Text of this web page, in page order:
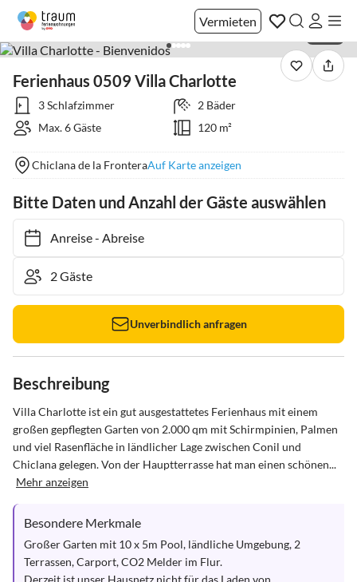
Vermieten
Ferienhaus 0509 Villa Charlotte
3 Schlafzimmer
2 Bäder
Max. 6 Gäste
120 m²
Chiclana de la FronteraAuf Karte anzeigen
Bitte Daten und Anzahl der Gäste auswählen
Anreise- Abreise
Unverbindlich anfragen
Beschreibung
Villa Charlotte ist ein gut ausgestattetes Ferienhaus mit einem
großen gepflegten Garten von 2.000 qm mit Schirmpinien, Palmen
und viel Rasenfläche in ländlicher Lage zwischen Conil und
Chiclana gelegen. Von der Hauptterrasse hat man einen schönen...
Mehr anzeigen
Besondere Merkmale
Großer Garten mit 10 x 5m Pool, ländliche Umgebung, 2
Terrassen, Carport, CO2 Melder im Flur.
Derzeit ist unser Hausnetz nicht für das Laden von